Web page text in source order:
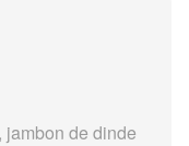
jambon de dinde